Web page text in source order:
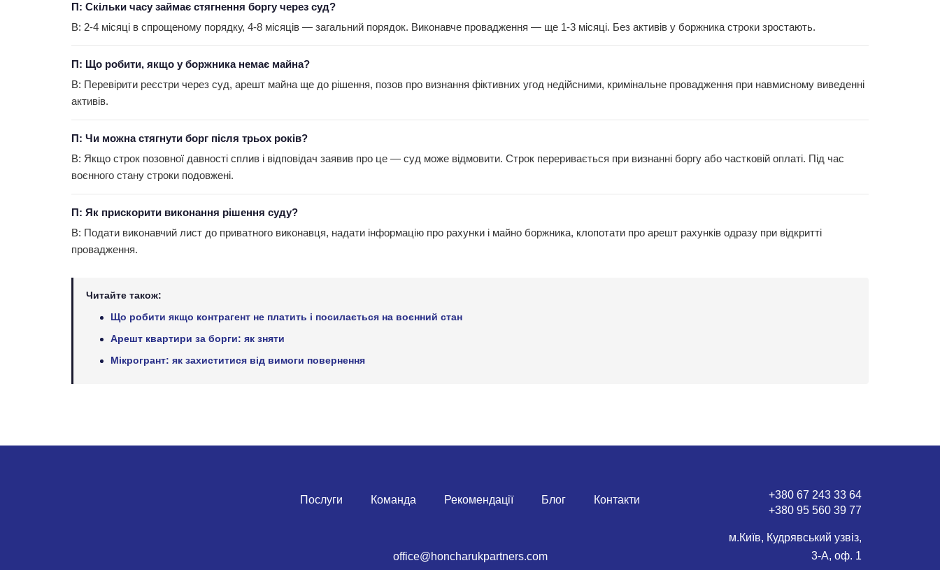
П: Скільки часу займає стягнення боргу через суд?
В: 2-4 місяці в спрощеному порядку, 4-8 місяців — загальний порядок. Виконавче провадження — ще 1-3 місяці. Без активів у боржника строки зростають.
П: Що робити, якщо у боржника немає майна?
В: Перевірити реєстри через суд, арешт майна ще до рішення, позов про визнання фіктивних угод недійсними, кримінальне провадження при навмисному виведенні
активів.
П: Чи можна стягнути борг після трьох років?
В: Якщо строк позовної давності сплив і відповідач заявив про це — суд може відмовити. Строк переривається при визнанні боргу або частковій оплаті. Під час
воєнного стану строки подовжені.
П: Як прискорити виконання рішення суду?
В: Подати виконавчий лист до приватного виконавця, надати інформацію про рахунки і майно боржника, клопотати про арешт рахунків одразу при відкритті
провадження.
Читайте також:
Що робити якщо контрагент не платить і посилається на воєнний стан
Арешт квартири за борги: як зняти
Мікрогрант: як захиститися від вимоги повернення
Послуги Команда Рекомендації Блог Контакти
office@honcharukpartners.com
+380 67 243 33 64
+380 95 560 39 77
м.Київ, Кудрявський узвіз,
3-А, оф. 1